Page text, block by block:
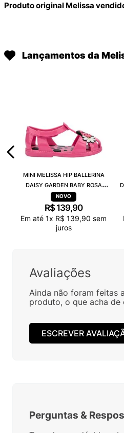
Produto original Melissa
Lançamentos da
MINI MELISSA HIP BALLERINA
DAISY GARDEN BABY ROSA
PRETO 38115
R$ 139,90
Em até 1x R$ 139,90 sem
juros
Avaliações
Ainda não foram feitas
produto, o que acha de
ESCREVER
Perguntas &